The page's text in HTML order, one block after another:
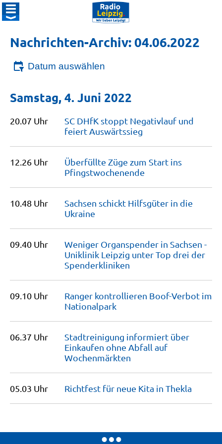
Nachrichten-Archiv: 04.06.2022
Datum auswählen
Samstag, 4. Juni 2022
20.07 Uhr
SC DHfK stoppt Negativlauf und
feiert Auswärtssieg
12.26 Uhr
Überfüllte Züge zum Start ins
Pfingstwochenende
10.48 Uhr
Sachsen schickt Hilfsgüter in die
Ukraine
09.40 Uhr
Weniger Organspender in Sachsen -
Uniklinik Leipzig unter Top drei der
Spenderkliniken
09.10 Uhr
Ranger kontrollieren Boof-Verbot im
Nationalpark
06.37 Uhr
Stadtreinigung informiert über
Einkaufen ohne Abfall auf
Wochenmärkten
05.03 Uhr Richtfest für neue Kita in Thekla